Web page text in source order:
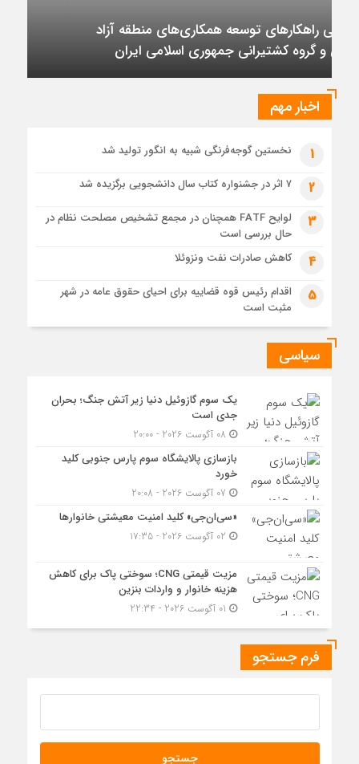
قیمت نفت در بازار جهانی افزایش یافت
3 روز قبل
3 روز قبل
نشست
بررسی MG ZS هیبرید و جایگاه آن در بازار خودروهای وارداتی
تأکید بر تداوم حمایت از فاز دوم توسعه میدان
نفتی آذر
اخبار مهم
1 نخستین گوجه‌فرنگی شبیه به انگور تولید شد
2 ۷ اثر در جشنواره کتاب سال دانشجویی برگزیده شد
3
لوایح FATF همچنان در مجمع تشخیص مصلحت نظام در
حال بررسی است
4 کاهش صادرات نفت ونزوئلا
5
اقدام رئیس قوه قضاییه برای احیای حقوق عامه در شهر
مثبت است
سیاسی
یک سوم گازوئیل دنیا زیر آتش جنگ؛ بحران
جدی است
بازسازی پالایشگاه سوم پارس جنوبی کلید
خورد
«سی‌ان‌جی» کلید امنیت معیشتی خانوارها
مزیت قیمتی CNG؛ سوختی پاک برای کاهش
هزینه خانوار و واردات بنزین
فرم جستجو